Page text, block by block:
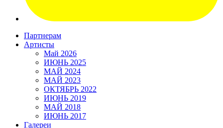
Партнерам
Артисты
Май 2026
ИЮНЬ 2025
МАЙ 2024
МАЙ 2023
ОКТЯБРЬ 2022
ИЮНЬ 2019
МАЙ 2018
ИЮНЬ 2017
Галереи